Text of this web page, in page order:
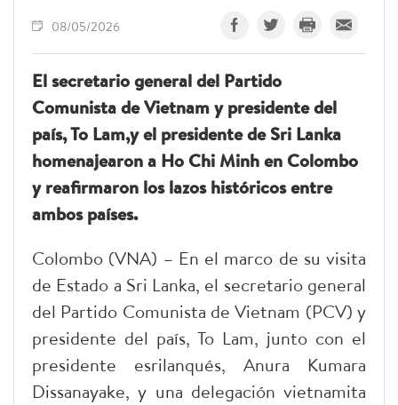
08/05/2026
El secretario general del Partido
Comunista de Vietnam y presidente del
país, To Lam,y el presidente de Sri Lanka
homenajearon a Ho Chi Minh en Colombo
y reafirmaron los lazos históricos entre
ambos países.
Colombo (VNA) – En el marco de su visita
de Estado a Sri Lanka, el secretario general
del Partido Comunista de Vietnam (PCV) y
presidente del país, To Lam, junto con el
presidente esrilanqués, Anura Kumara
Dissanayake, y una delegación vietnamita